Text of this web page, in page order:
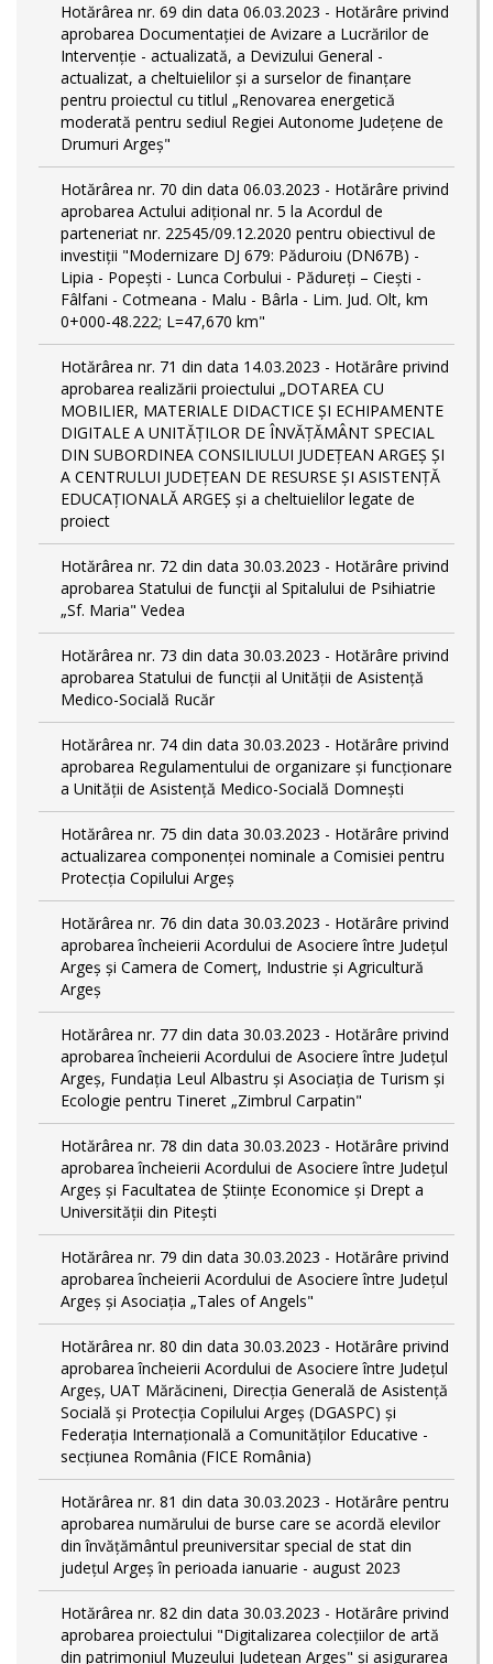
Hotărârea nr. 69 din data 06.03.2023 - Hotărâre privind
aprobarea Documentației de Avizare a Lucrărilor de
Intervenție - actualizată, a Devizului General -
actualizat, a cheltuielilor și a surselor de finanțare
pentru proiectul cu titlul „Renovarea energetică
moderată pentru sediul Regiei Autonome Județene de
Drumuri Argeș"
Hotărârea nr. 70 din data 06.03.2023 - Hotărâre privind
aprobarea Actului adițional nr. 5 la Acordul de
parteneriat nr. 22545/09.12.2020 pentru obiectivul de
investiții "Modernizare DJ 679: Păduroiu (DN67B) -
Lipia - Popești - Lunca Corbului - Pădureți – Ciești -
Fâlfani - Cotmeana - Malu - Bârla - Lim. Jud. Olt, km
0+000-48.222; L=47,670 km"
Hotărârea nr. 71 din data 14.03.2023 - Hotărâre privind
aprobarea realizării proiectului „DOTAREA CU
MOBILIER, MATERIALE DIDACTICE ȘI ECHIPAMENTE
DIGITALE A UNITĂȚILOR DE ÎNVĂȚĂMÂNT SPECIAL
DIN SUBORDINEA CONSILIULUI JUDEȚEAN ARGEȘ ȘI
A CENTRULUI JUDEȚEAN DE RESURSE ȘI ASISTENȚĂ
EDUCAȚIONALĂ ARGEȘ și a cheltuielilor legate de
proiect
Hotărârea nr. 72 din data 30.03.2023 - Hotărâre privind
aprobarea Statului de funcţii al Spitalului de Psihiatrie
„Sf. Maria" Vedea
Hotărârea nr. 73 din data 30.03.2023 - Hotărâre privind
aprobarea Statului de funcții al Unității de Asistență
Medico-Socială Rucăr
Hotărârea nr. 74 din data 30.03.2023 - Hotărâre privind
aprobarea Regulamentului de organizare și funcționare
a Unității de Asistență Medico-Socială Domnești
Hotărârea nr. 75 din data 30.03.2023 - Hotărâre privind
actualizarea componenței nominale a Comisiei pentru
Protecția Copilului Argeș
Hotărârea nr. 76 din data 30.03.2023 - Hotărâre privind
aprobarea încheierii Acordului de Asociere între Județul
Argeș și Camera de Comerț, Industrie și Agricultură
Argeș
Hotărârea nr. 77 din data 30.03.2023 - Hotărâre privind
aprobarea încheierii Acordului de Asociere între Județul
Argeș, Fundația Leul Albastru și Asociația de Turism și
Ecologie pentru Tineret „Zimbrul Carpatin"
Hotărârea nr. 78 din data 30.03.2023 - Hotărâre privind
aprobarea încheierii Acordului de Asociere între Județul
Argeș și Facultatea de Științe Economice și Drept a
Universității din Pitești
Hotărârea nr. 79 din data 30.03.2023 - Hotărâre privind
aprobarea încheierii Acordului de Asociere între Județul
Argeș și Asociația „Tales of Angels"
Hotărârea nr. 80 din data 30.03.2023 - Hotărâre privind
aprobarea încheierii Acordului de Asociere între Județul
Argeș, UAT Mărăcineni, Direcția Generală de Asistență
Socială și Protecția Copilului Argeș (DGASPC) și
Federația Internațională a Comunităților Educative -
secțiunea România (FICE România)
Hotărârea nr. 81 din data 30.03.2023 - Hotărâre pentru
aprobarea numărului de burse care se acordă elevilor
din învățământul preuniversitar special de stat din
județul Argeș în perioada ianuarie - august 2023
Hotărârea nr. 82 din data 30.03.2023 - Hotărâre privind
aprobarea proiectului "Digitalizarea colecțiilor de artă
din patrimoniul Muzeului Județean Argeș" și asigurarea